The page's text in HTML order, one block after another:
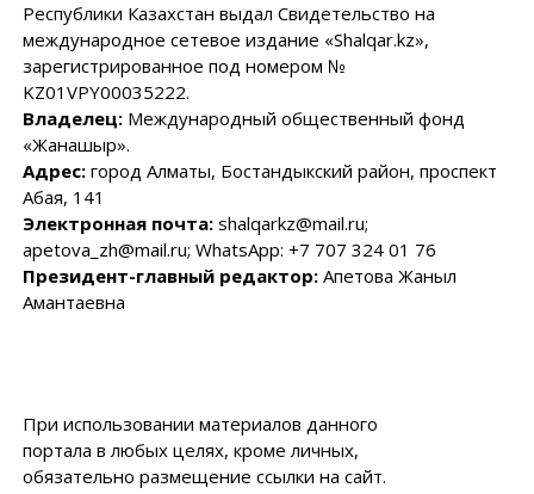
Республики Казахстан выдал Свидетельство на
международное сетевое издание «Shalqar.kz»,
зарегистрированное под номером №
KZ01VPY00035222.
Владелец:Международный общественный фонд
«Жанашыр».
Адрес:город Алматы, Бостандыкский район, проспект
Абая, 141
Электронная почта:shalqarkz@mail.ru;
apetova_zh@mail.ru; WhatsApp: +7 707 324 01 76
Президент-главный редактор:Апетова Жаныл
Амантаевна
При использовании материалов данного
портала в любых целях, кроме личных,
обязательно размещение ссылки на сайт.